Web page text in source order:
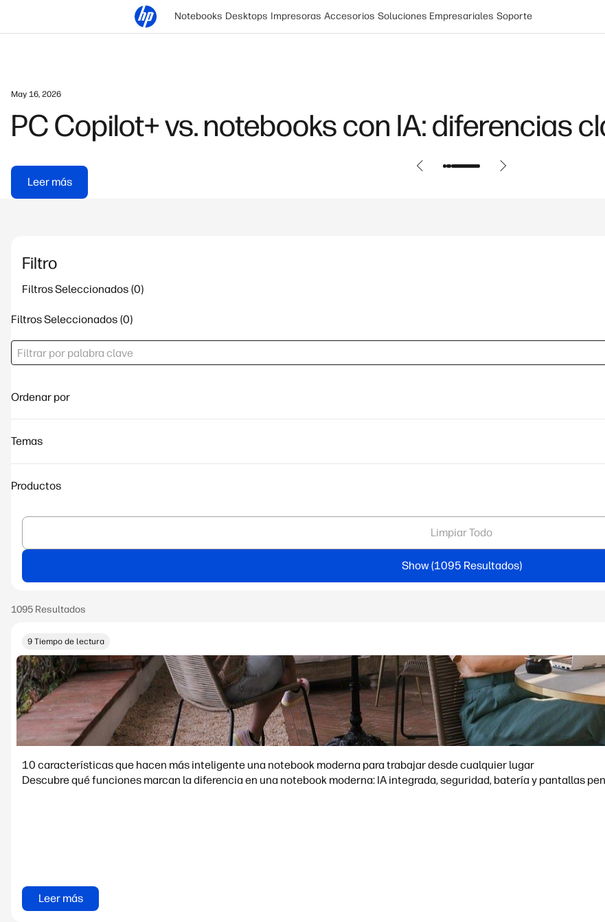
Notebooks Desktops Impresoras Accesorios Soluciones Empresariales Soporte
May 16, 2026
PC Copilot+ vs. notebooks con IA: diferencias
Leer más
Filtro
Filtros Seleccionados
Filtros Seleccionados
Ordenar por
Temas
Productos
Limpiar Todo
Show
9 Tiempo de lectura
10 características que hacen más inteligente una notebook moderna para trabajar desde cualquier lugar
Descubre qué funciones marcan la diferencia en una notebook moderna: IA integrada, seguridad, batería y pantallas
Leer más